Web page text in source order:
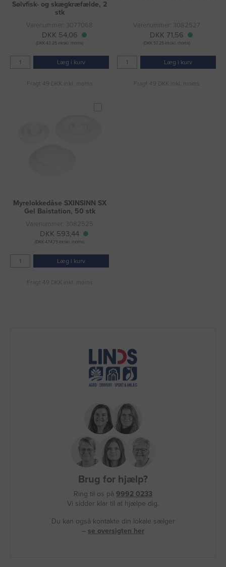
Sølvfisk- og skægkræfælde, 2
stk
Varenummer: 3077068
DKK 54,06
(DKK 43,25 ekskl. moms)
Læg i kurv
Fragt 49 DKK inkl. moms
Varenummer: 3082527
DKK 71,56
(DKK 57,25 ekskl. moms)
Læg i kurv
Fragt 49 DKK inkl. moms
Myrelokkedåse SXINSINN SX
Gel Baistation, 50 stk
Varenummer: 3082525
DKK 593,44
(DKK 474,75 ekskl. moms)
Læg i kurv
Fragt 49 DKK inkl. moms
Brug for hjælp?
Ring til os på 9992 0233
Vi sidder klar til at hjælpe dig.
Du kan også kontakte din lokale sælger
– se oversigten her